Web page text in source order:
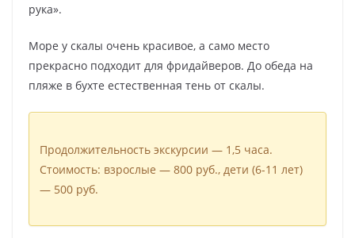
рука».
Море у скалы очень красивое, а само место
прекрасно подходит для фридайверов. До обеда на
пляже в бухте естественная тень от скалы.
Продолжительность экскурсии — 1,5 часа.
Стоимость: взрослые — 800 руб., дети (6-11 лет)
— 500 руб.